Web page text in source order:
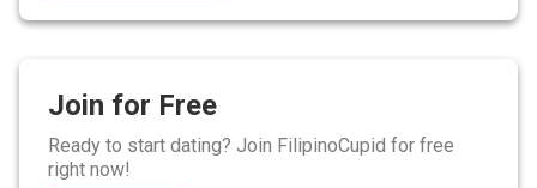
Join for Free
Ready to start dating? Join FilipinoCupid for free
right now!